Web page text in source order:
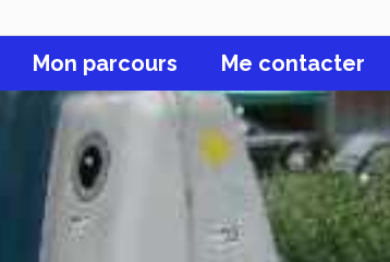
Mon parcours Me contacter